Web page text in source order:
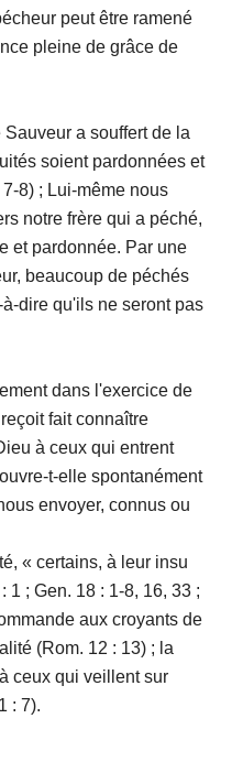
peut être ramené
pleine de grâce de
a souffert de la
soient pardonnées et
8) ; Lui-même nous
notre frère qui a péché,
et pardonnée. Par une
beaucoup de péchés
dire qu'ils ne seront pas
dans l'exercice de
fait connaître
à ceux qui entrent
t-elle spontanément
envoyer, connus ou
certains, à leur insu
1 ; Gen. 18 : 1-8, 16, 33 ;
aux croyants de
(Rom. 12 : 13) ; la
ceux qui veillent sur
: 7).